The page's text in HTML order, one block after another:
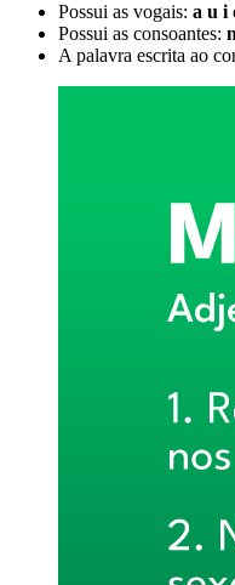
Possui as vogais: a u i
Possui as consoantes:
A palavra escrita ao